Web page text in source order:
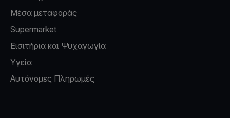
Μέσα μεταφοράς
Supermarket
Εισιτήρια και Ψυχαγωγία
Υγεία
Αυτόνομες Πληρωμές